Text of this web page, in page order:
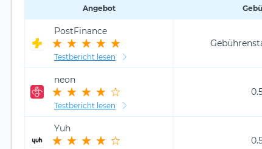
Angebot
PostFinance
Testbericht lesen
neon
Testbericht lesen
Yuh